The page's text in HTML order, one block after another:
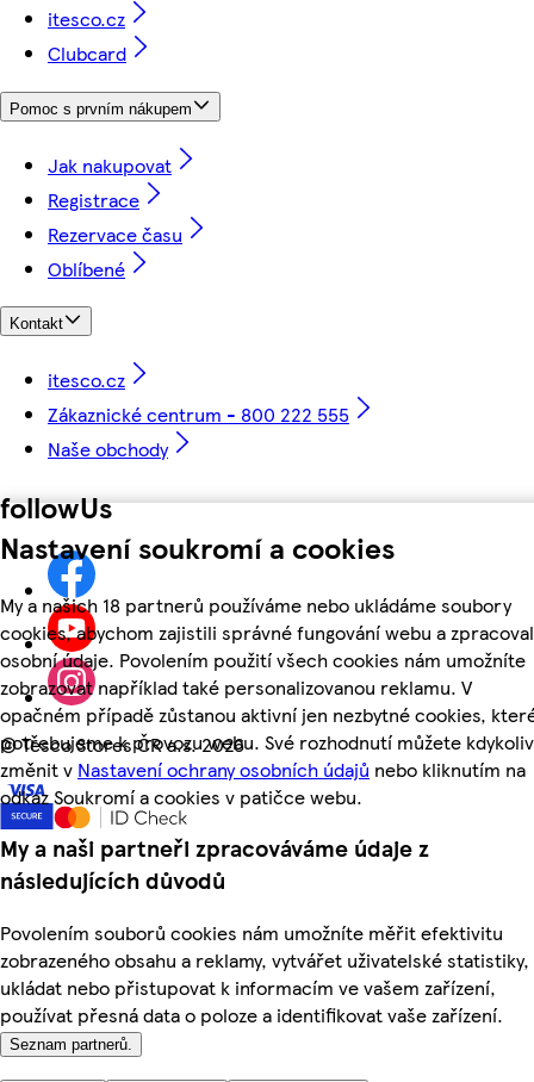
Nastavení soukromí a cookies
My a našich 18 partnerů používáme nebo ukládáme soubory
cookies, abychom zajistili správné fungování webu a
osobní údaje. Povolením použití všech cookies nám umožníte
zobrazovat například také personalizovanou reklamu. V
opačném případě zůstanou aktivní jen nezbytné cookies,
potřebujeme k provozu webu. Své rozhodnutí můžete kdykoliv
změnit v Nastavení ochrany osobních údajů nebo kliknutím na
odkaz Soukromí a cookies v patičce webu.
My a naši partneři zpracováváme údaje z
následujících důvodů
Povolením souborů cookies nám umožníte měřit efektivitu
zobrazeného obsahu a reklamy, vytvářet uživatelské statistiky,
ukládat nebo přistupovat k informacím ve vašem zařízení,
používat přesná data o poloze a identifikovat vaše zařízení.
Seznam partnerů.
itesco.cz
Clubcard
Pomoc s prvním nákupem
Jak nakupovat
Registrace
Rezervace času
Oblíbené
Kontakt
itesco.cz
Zákaznické centrum - 800 222 555
Naše obchody
followUs
©Tesco Stores ČR a.s. 2026